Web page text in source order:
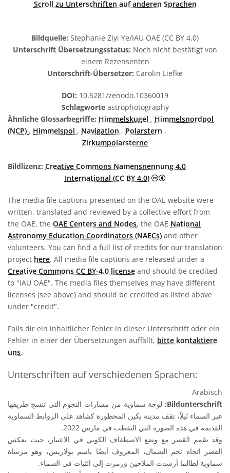
Scroll zu Unterschriften auf anderen Sprachen
Bildquelle: Stephanie Ziyi Ye/IAU OAE (CC BY 4.0)
Unterschrift Übersetzungsstatus: Noch nicht bestätigt von
einem Rezensenten
Unterschrift-Übersetzer: Carolin Liefke
DOI: 10.5281/zenodo.10360019
Schlagworteastrophotography
Ähnliche Glossarbegriffe: Himmelskugel , Himmelsnordpol
(NCP) , Himmelspol , Navigation , Polarstern ,
Zirkumpolarsterne
Bildlizenz: Creative Commons Namensnennung 4.0
International (CC BY 4.0)
Creative
The media file captions presented on the OAE website were
written, translated and reviewed by a collective effort from
the OAE, the OAE Centers and Nodes, the OAE National
Astronomy Education Coordinators (NAECs) and other
volunteers. You can find a full list of credits for our translation
project here. All media file captions are released under a
Creative Commons CC BY-4.0 license and should be credited
to "IAU OAE". The media files themselves may have different
licenses (see above) and should be credited as listed above
under "credit".
Falls dir ein inhaltlicher Fehler in dieser Unterschrift oder ein
Fehler in einer der Übersetzungen auffällt, bitte kontaktiere
uns.
Unterschriften auf verschiedenen Sprachen:
Arabisch
Bildunterschrift: لوحة سماوية من مسارات النجوم التي تنسج طريقها
عبر السماء ليلاً، تقف مدينة بكين المحظورة كشاهد على الروابط السماوية
القديمة في هذه الصورة التي التقطت في مارس 2022.
وقد صُمم القصر مع وضع الاصطفاف الكوني في الاعتبار، حيث يعكس
القصر اتجاه نجم الشمال، المعروف أيضًا باسم بولاريس، وهو مرساة
سماوية لطالما أرشدت الملاحين ورمزت إلى الثبات في السماء.